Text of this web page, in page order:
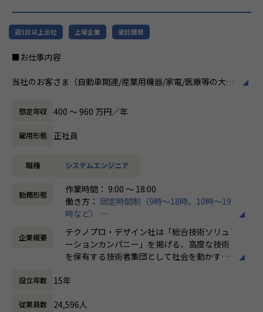
週1日以上出社 上場企業 受託開発
■お仕事内容
当社のお客さま（自動車関連/産業用機器/家電/医療等の大手
ナログ/デジタル/高周波）として開発業務に従事していただ
きます。
会社についての詳細
ィングを融合し、課題解決から価値創造までを一貫して支援
輸送用機器、産業用機械、精密機器、電子部品、医療機器な
ど幅広い業界において、多様なプロジェクトからエンジニア
が高度な技術経験を積むことのできる環境を提供していま
さらに、体系的な教育・研修制度を通じて先端技術の習得を
促進し、エンジニア一人ひとりの専門性向上と高付加価値化
会社の定める業務
想定年収 400 〜 960 万円／年
雇用形態 正社員
職種 システムエンジニア
勤務形態
作業時間： 9:00 ～ 18:00
働き方： 固定時間制（9時～18時、10時～19
時など）
時間外労働の有無： 有（月平均20時間）
休憩時間： 60分
企業概要
テクノプロ・デザイン社は「総合技術ソリュ
ーションカンパニー」を掲げる、高度な技術
を保有する技術者集団として社会を動かすこ
に渡ります。いわゆる技術者派遣と呼ばれ
設立年数 15年
従業員数 24,596人